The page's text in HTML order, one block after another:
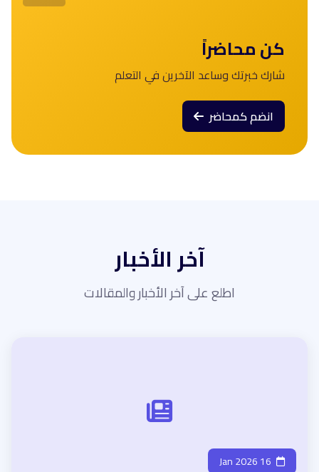
كن محاضراً
شارك خبرتك وساعد الآخرين في التعلم
انضم كمحاضر
آخر الأخبار
اطلع على آخر الأخبار والمقالات